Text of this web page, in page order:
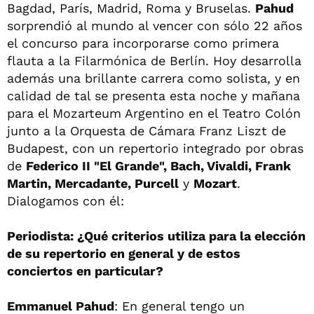
Bagdad, París, Madrid, Roma y Bruselas. Pahud
sorprendió al mundo al vencer con sólo 22 años
el concurso para incorporarse como primera
flauta a la Filarmónica de Berlín. Hoy desarrolla
además una brillante carrera como solista, y en
calidad de tal se presenta esta noche y mañana
para el Mozarteum Argentino en el Teatro Colón
junto a la Orquesta de Cámara Franz Liszt de
Budapest, con un repertorio integrado por obras
de Federico II "El Grande", Bach, Vivaldi, Frank
Martin, Mercadante, Purcell y Mozart.
Dialogamos con él:
Periodista: ¿Qué criterios utiliza para la elección
de su repertorio en general y de estos
conciertos en particular?
Emmanuel Pahud: En general tengo un